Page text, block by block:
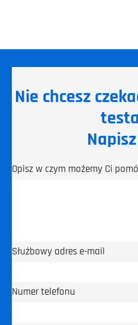
Nie chcesz
Opisz w czym możemy Ci
Służbowy adres e-mail
Numer telefonu